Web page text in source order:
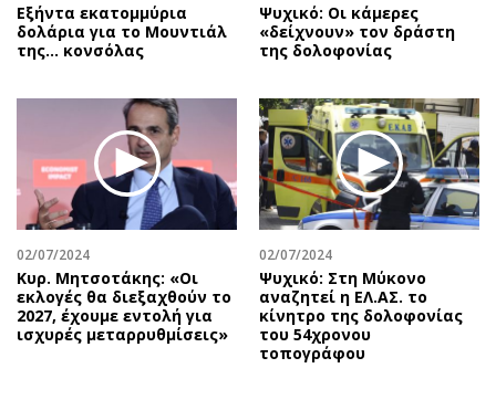
Money Review
AstroBank Properties
Περιβάλλον
Ελλάδα
Κόσμος
Παράξενα
Πολιτισμός
Σινεμά
Πρόσωπα
Περιβάλλον
Γυναίκα
Showbiz
Ταξίδια
Συνταγές
Έξοδος
Media
Εκπομπές
Wine routes
Εξήντα εκατομμύρια
δολάρια για το Μουντιάλ
της... κονσόλας
Ψυχικό: Οι κάμερες
«δείχνουν» τον δράστη
της δολοφονίας
02/07/2024
Κυρ. Μητσοτάκης: «Οι
εκλογές θα διεξαχθούν το
2027, έχουμε εντολή για
ισχυρές μεταρρυθμίσεις»
02/07/2024
Ψυχικό: Στη Μύκονο
αναζητεί η ΕΛ.ΑΣ. το
κίνητρο της δολοφονίας
του 54χρονου
τοπογράφου